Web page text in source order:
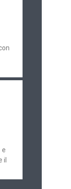
e
il